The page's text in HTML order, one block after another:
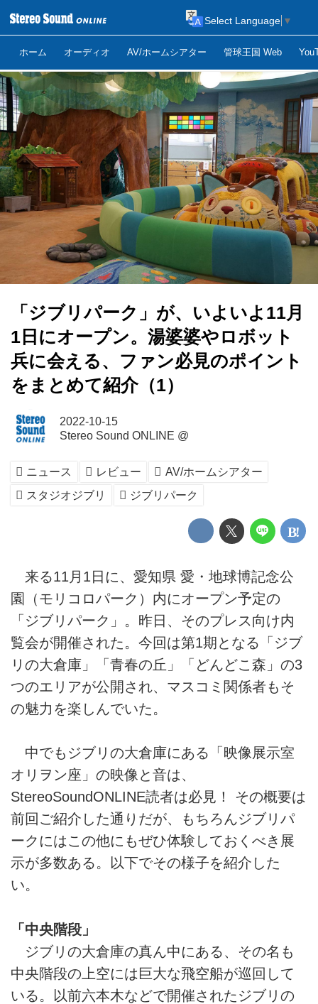
ホーム オーディオ AV/ホームシアター 管球王国 Web
Select Language ▼
「ジブリパーク」が、いよいよ11月
1日にオープン。湯婆婆やロボット
兵に会える、ファン必見のポイント
をまとめて紹介（1）
2022-10-15
Stereo Sound ONLINE @
ニュース レビュー
AV/ホームシアター
スタジオジブリ
ジブリパーク
来る11月1日に、愛知県 愛・地球博記念公
園（モリコロパーク）内にオープン予定の
「ジブリパーク」。昨日、そのプレス向け内
覧会が開催された。今回は第1期となる「ジブ
リの大倉庫」「青春の丘」「どんどこ森」の3
つのエリアが公開され、マスコミ関係者もそ
の魅力を楽しんでいた。
中でもジブリの大倉庫にある「映像展示室
オリヲン座」の映像と音は、
StereoSoundONLINE読者は必見！ その概要は
前回ご紹介した通りだが、もちろんジブリパ
ークにはこの他にもぜひ体験しておくべき展
示が多数ある。以下でその様子を紹介した
い。
「中央階段」
ジブリの大倉庫の真ん中にある、その名も
中央階段の上空には巨大な飛空船が巡回して
いる。以前六本木などで開催されたジブリの